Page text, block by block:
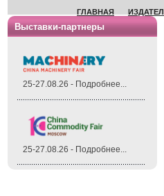
ГЛАВНАЯ
Выставки-партнеры
25-27.08.26 - Подробнее...
25-27.08.26 - Подробнее...